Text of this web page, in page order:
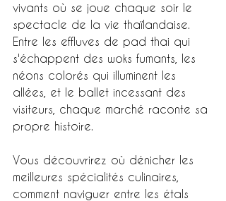
vivants où se joue chaque soir le
spectacle de la vie thaïlandaise.
Entre les effluves de pad thai qui
s'échappent des woks fumants, les
néons colorés qui illuminent les
allées, et le ballet incessant des
visiteurs, chaque marché raconte sa
propre histoire.
Vous découvrirez où dénicher les
meilleures spécialités culinaires,
comment naviguer entre les étals